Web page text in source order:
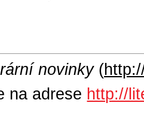
novinky(
na adrese http://